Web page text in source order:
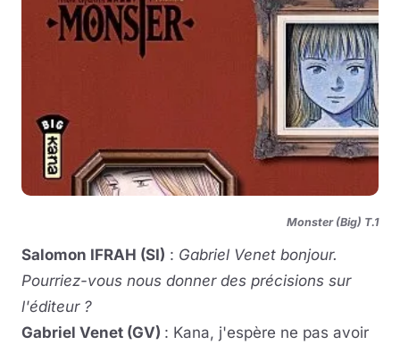
Monster (Big) T.1
Salomon IFRAH (SI) : Gabriel Venet bonjour.
Pourriez-vous nous donner des précisions sur
l'éditeur ?
Gabriel Venet (GV) : Kana, j'espère ne pas avoir